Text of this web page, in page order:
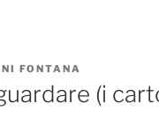
FONTANA
(i